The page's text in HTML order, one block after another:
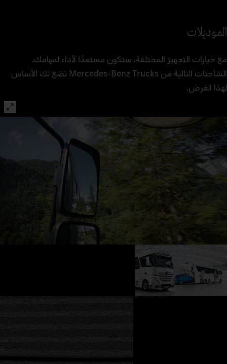
الموديلات
مع خيارات التجهيز المختلفة، ستكون مستعدًا لأداء لمهامك.
الشاحنات التالية من Mercedes‑Benz Trucks تضع لك الأساس
لهذا الغرض.